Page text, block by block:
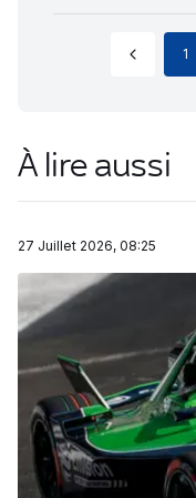
1
À lire aussi
27 Juillet 2026, 08:25